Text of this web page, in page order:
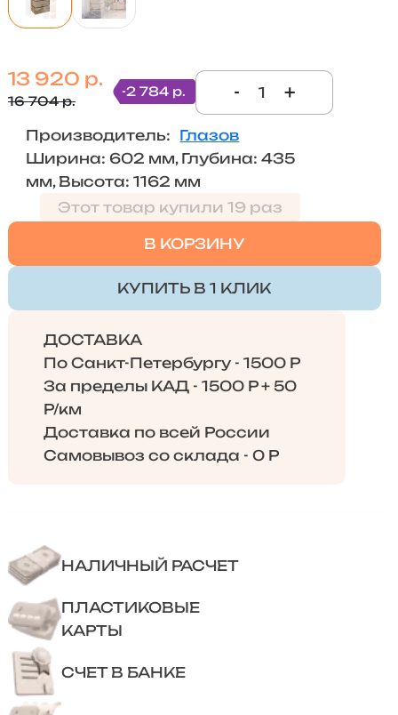
13 920 р.
16 704 р.
-2 784 р. - +
Производитель: Глазов
Ширина: 602 мм, Глубина: 435
мм, Высота: 1162 мм
Этот товар купили 19 раз
В КОРЗИНУ
КУПИТЬ В 1 КЛИК
ДОСТАВКА
По Санкт-Петербургу - 1500 Р
За пределы КАД - 1500 Р + 50
Р/км
Доставка по всей России
Самовывоз со склада - 0 Р
НАЛИЧНЫЙ РАСЧЕТ
ПЛАСТИКОВЫЕ
КАРТЫ
СЧЕТ В БАНКЕ